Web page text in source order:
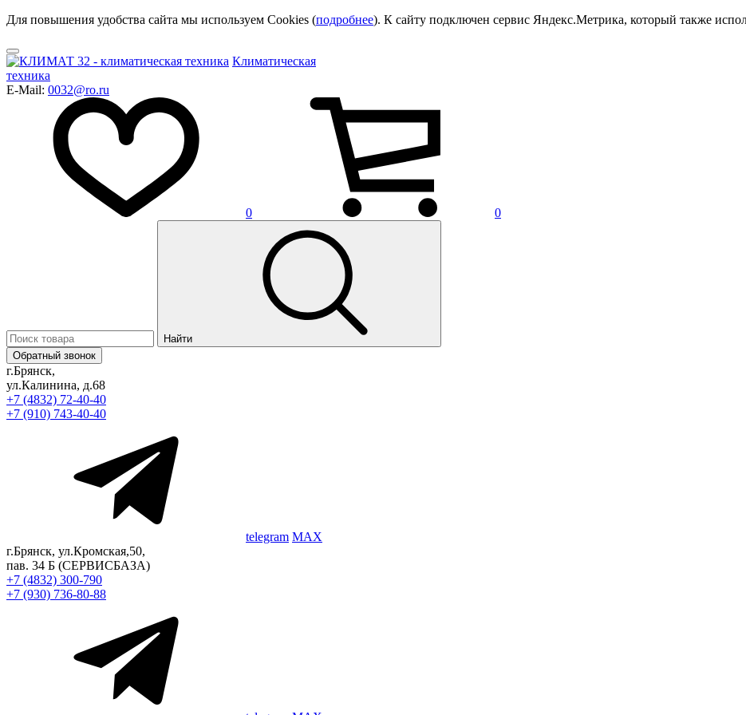
Для повышения удобства сайта мы используем Cookies (подробнее). К сайту подключен сервис Яндекс.Метрика, который также
Климатическая
техника
E-Mail: 0032@ro.ru
0 0
Найти
Обратный звонок
г.Брянск,
ул.Калинина, д.68
+7 (4832) 72-40-40
+7 (910) 743-40-40
telegram MAX
г.Брянск, ул.Кромская,50,
пав. 34 Б (СЕРВИСБАЗА)
+7 (4832) 300-790
+7 (930) 736-80-88